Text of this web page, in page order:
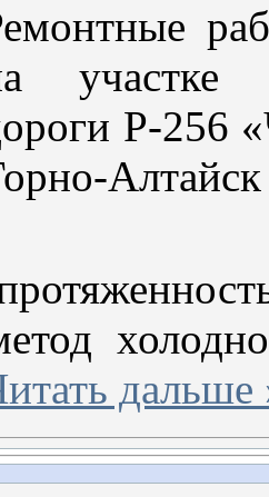
участке
Р-256
дальше